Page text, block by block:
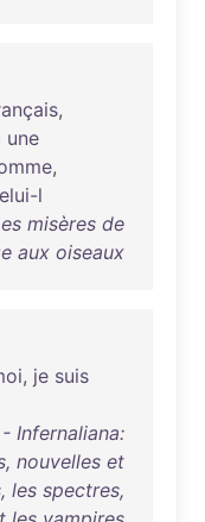
,
une
,
l
misères de
aux oiseaux
, je suis
Infernaliana:
nouvelles et
les spectres,